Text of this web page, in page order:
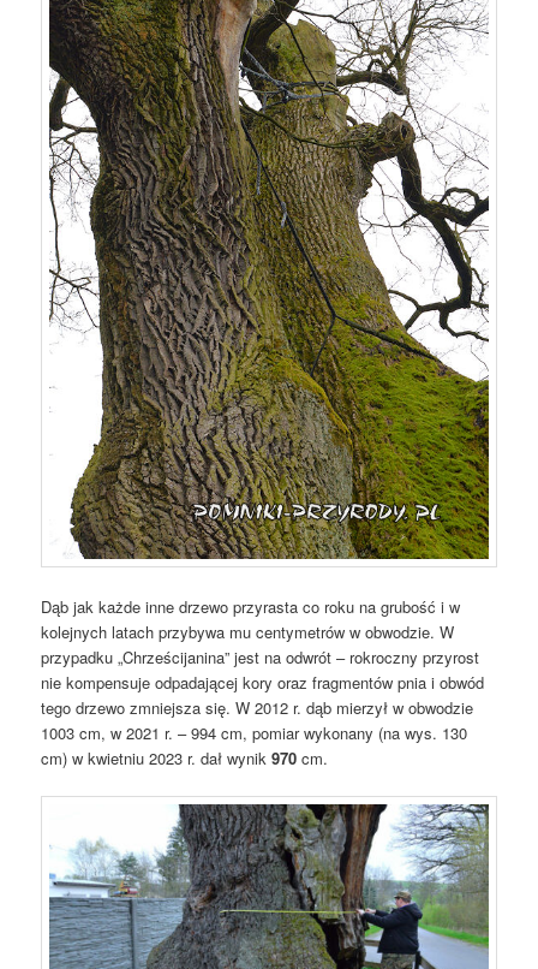
Dąb jak każde inne drzewo przyrasta co roku na grubość i w
kolejnych latach przybywa mu centymetrów w obwodzie. W
przypadku „Chrześcijanina” jest na odwrót – rokroczny przyrost
nie kompensuje odpadającej kory oraz fragmentów pnia i obwód
tego drzewo zmniejsza się. W 2012 r. dąb mierzył w obwodzie
1003 cm, w 2021 r. – 994 cm, pomiar wykonany (na wys. 130
cm) w kwietniu 2023 r. dał wynik970 cm.